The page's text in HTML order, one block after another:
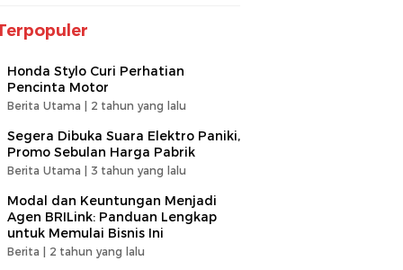
Honda Stylo Curi Perhatian
Pencinta Motor
Berita Utama | 2 tahun yang lalu
Segera Dibuka Suara Elektro Paniki,
Promo Sebulan Harga Pabrik
Berita Utama | 3 tahun yang lalu
Modal dan Keuntungan Menjadi
Agen BRILink: Panduan Lengkap
untuk Memulai Bisnis Ini
Berita | 2 tahun yang lalu